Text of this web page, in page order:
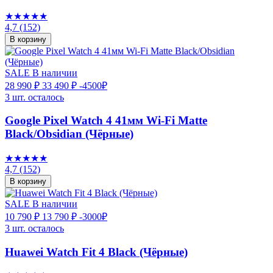
★★★★★
4,7 (152)
В корзину
SALE В наличии
28 990 ₽ 33 490 ₽ -4500₽
3 шт. осталось
Google Pixel Watch 4 41мм Wi-Fi Matte
Black/Obsidian (Чёрные)
★★★★★
4,7 (152)
В корзину
SALE В наличии
10 790 ₽ 13 790 ₽ -3000₽
3 шт. осталось
Huawei Watch Fit 4 Black (Чёрные)